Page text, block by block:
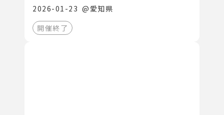
2026-01-23 @ 愛知県
開催終了